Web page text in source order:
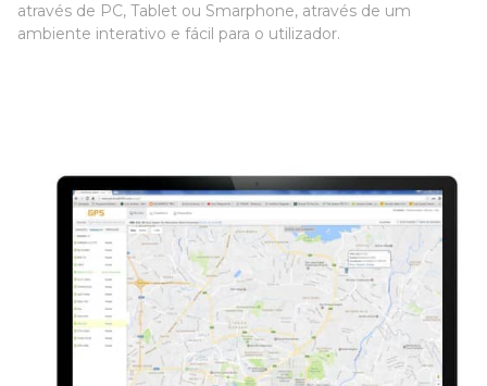
através de PC, Tablet ou Smarphone, através de um
ambiente interativo e fácil para o utilizador.